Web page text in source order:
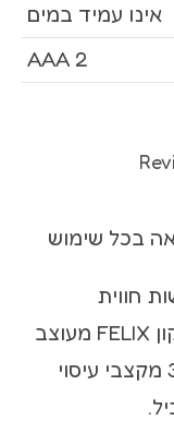
אינו עמיד במים
2 AAA
חווית
אורגזמה מושלמת! הויברטור סיליקון FELIX מעוצב
בצורה עדינה ואלגנטית ומספק 30 מקצבי עיסוי